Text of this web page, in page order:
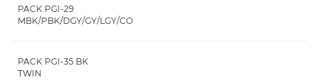
PACK PGI-29
MBK/PBK/DGY/GY/LGY/CO
PACK PGI-35 BK
TWIN